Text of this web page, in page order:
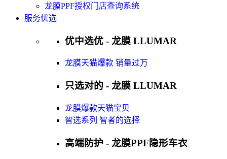
龙膜PPF授权门店查询系统
服务优选
优中选优 - 龙膜 LLUMAR
龙膜天猫爆款 销量过万
只选对的 - 龙膜 LLUMAR
龙膜爆款天猫宝贝
智选系列 智者的选择
高端防护 - 龙膜PPF隐形车衣